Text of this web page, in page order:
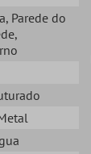
, Parede do
,